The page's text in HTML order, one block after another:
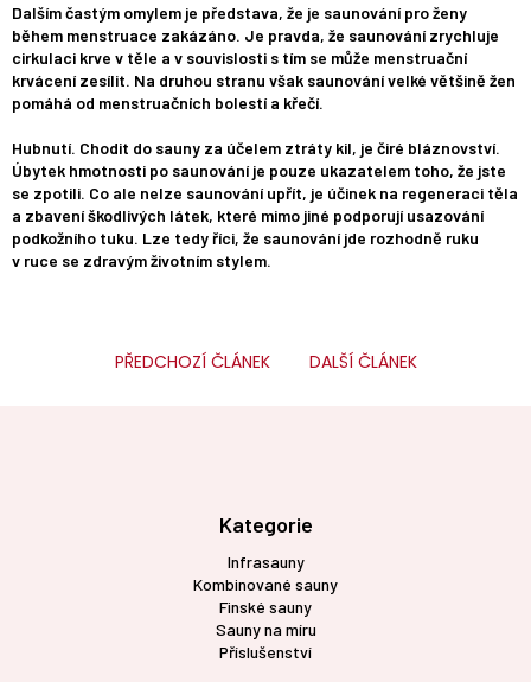
Dalším častým omylem je představa, že je saunování pro ženy
během menstruace zakázáno. Je pravda, že saunování zrychluje
cirkulaci krve v těle a v souvislosti s tím se může menstruační
krvácení zesílit. Na druhou stranu však saunování velké většině žen
pomáhá od menstruačních bolestí a křečí.
Hubnutí. Chodit do sauny za účelem ztráty kil, je čiré bláznovství.
Úbytek hmotnosti po saunování je pouze ukazatelem toho, že jste
se zpotili. Co ale nelze saunování upřít, je účinek na regeneraci těla
a zbavení škodlivých látek, které mimo jiné podporují usazování
podkožního tuku. Lze tedy říci, že saunování jde rozhodně ruku
v ruce se zdravým životním stylem.
PŘEDCHOZÍ ČLÁNEK DALŠÍ ČLÁNEK
Kategorie
Infrasauny
Kombinované sauny
Finské sauny
Sauny na míru
Příslušenství